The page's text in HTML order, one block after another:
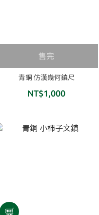
售完
青銅 仿漢幾何鎮尺
NT$1,000